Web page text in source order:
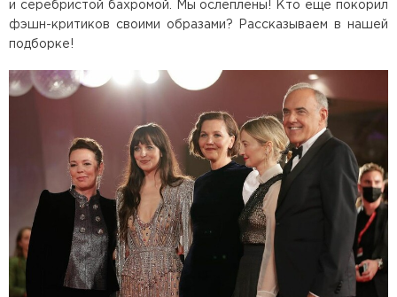
и серебристой бахромой. Мы ослеплены! Кто еще покорил
фэшн-критиков своими образами? Рассказываем в нашей
подборке!